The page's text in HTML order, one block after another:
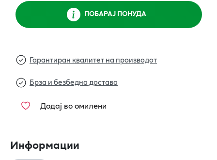
ПОБАРАЈ ПОНУДА
Гарантиран квалитет на производот
Брза и безбедна достава
Додај во омилени
Информации